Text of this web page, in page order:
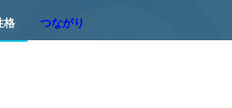
格 つながり